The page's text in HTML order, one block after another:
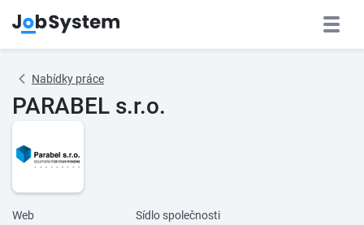
Nabídky práce
PARABEL s.r.o.
Web Sídlo společnosti